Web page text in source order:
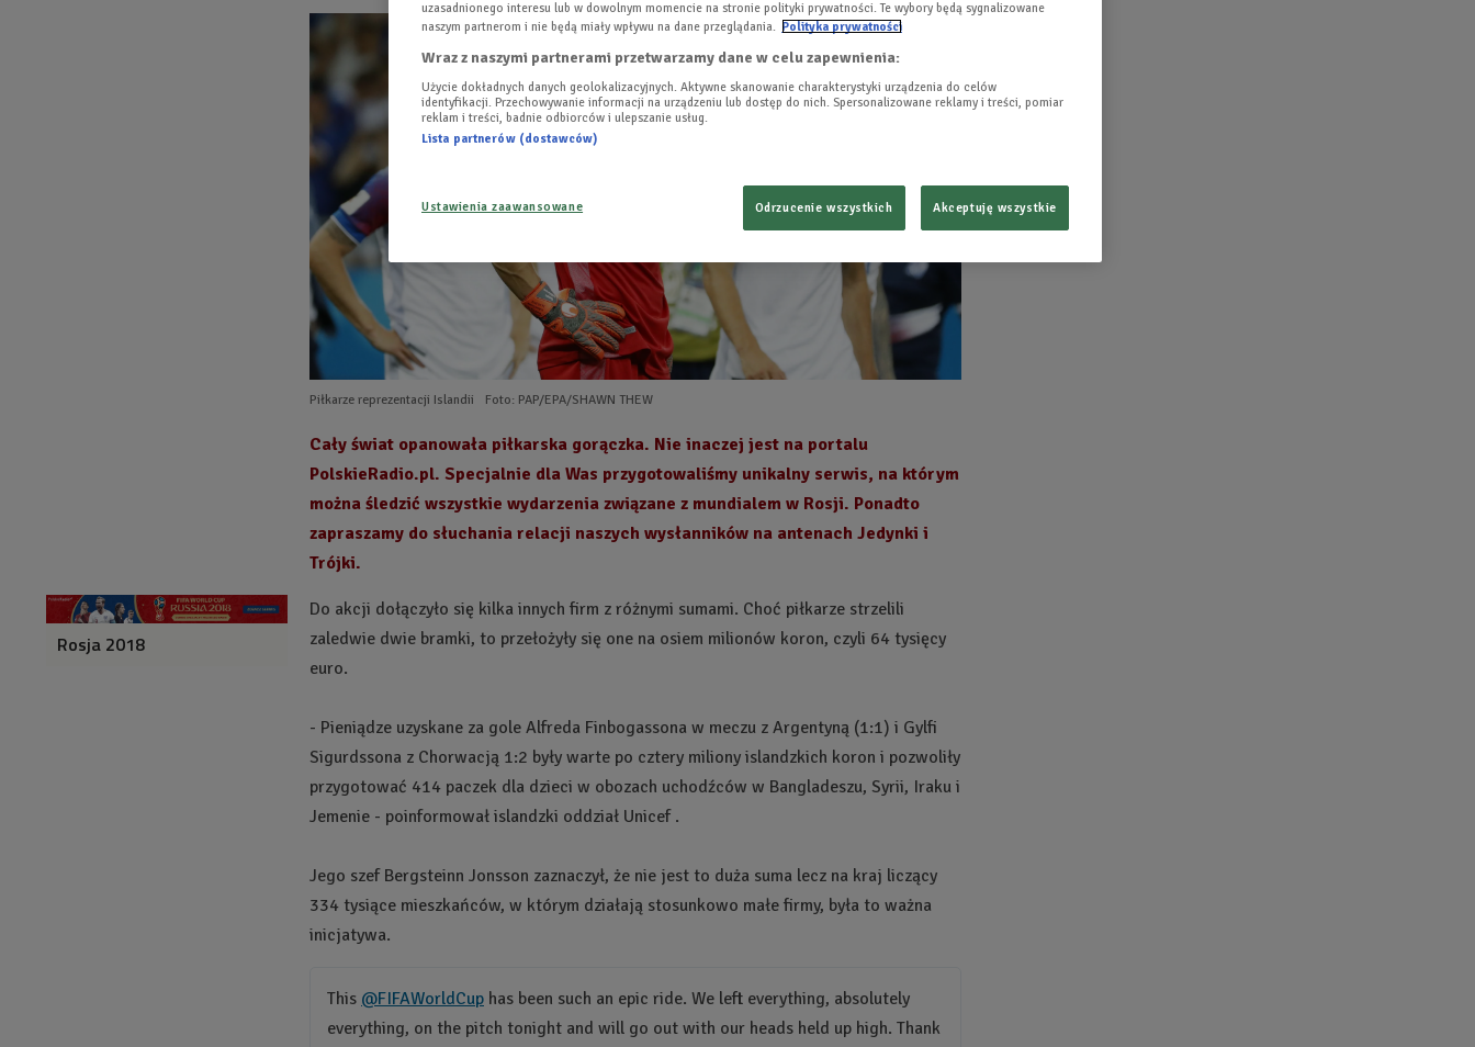
Piłkarze reprezentacji Islandii Foto: PAP/EPA/SHAWN THEW
Cały świat opanowała piłkarska gorączka. Nie inaczej jest na portalu
PolskieRadio.pl. Specjalnie dla Was przygotowaliśmy unikalny serwis, na którym
można śledzić wszystkie wydarzenia związane z mundialem w Rosji. Ponadto
zapraszamy do słuchania relacji naszych wysłanników na antenach Jedynki i
Trójki.
Rosja 2018
Do akcji dołączyło się kilka innych firm z różnymi sumami. Choć piłkarze strzelili
zaledwie dwie bramki, to przełożyły się one na osiem milionów koron, czyli 64 tysięcy
euro.
- Pieniądze uzyskane za gole Alfreda Finbogassona w meczu z Argentyną (1:1) i Gylfi
Sigurdssona z Chorwacją 1:2 były warte po cztery miliony islandzkich koron i pozwoliły
przygotować 414 paczek dla dzieci w obozach uchodźców w Bangladeszu, Syrii, Iraku i
Jemenie - poinformował islandzki oddział Unicef .
Jego szef Bergsteinn Jonsson zaznaczył, że nie jest to duża suma lecz na kraj liczący
334 tysiące mieszkańców, w którym działają stosunkowo małe firmy, była to ważna
inicjatywa.
This @FIFAWorldCup has been such an epic ride. We left everything, absolutely
everything, on the pitch tonight and will go out with our heads held up high. Thank
uzasadnionego interesu lub w dowolnym momencie na stronie polityki prywatności. Te wybory będą sygnalizowane
naszym partnerom i nie będą miały wpływu na dane przeglądania. Polityka prywatności
Wraz z naszymi partnerami przetwarzamy dane w celu zapewnienia:
Użycie dokładnych danych geolokalizacyjnych. Aktywne skanowanie charakterystyki urządzenia do celów
identyfikacji. Przechowywanie informacji na urządzeniu lub dostęp do nich. Spersonalizowane reklamy i treści, pomiar
reklam i treści, badnie odbiorców i ulepszanie usług.
Lista partnerów (dostawców)
Ustawienia zaawansowane Odrzucenie wszystkich Akceptuję wszystkie